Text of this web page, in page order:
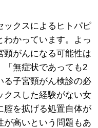
ックスによるヒトパピ
わかっています。よっ
頸がんになる可能性は
「無症状であっても2
る子宮頸がん検診の必
クスした経験がない女
腟を拡げる処置自体が
が高いという問題もあ